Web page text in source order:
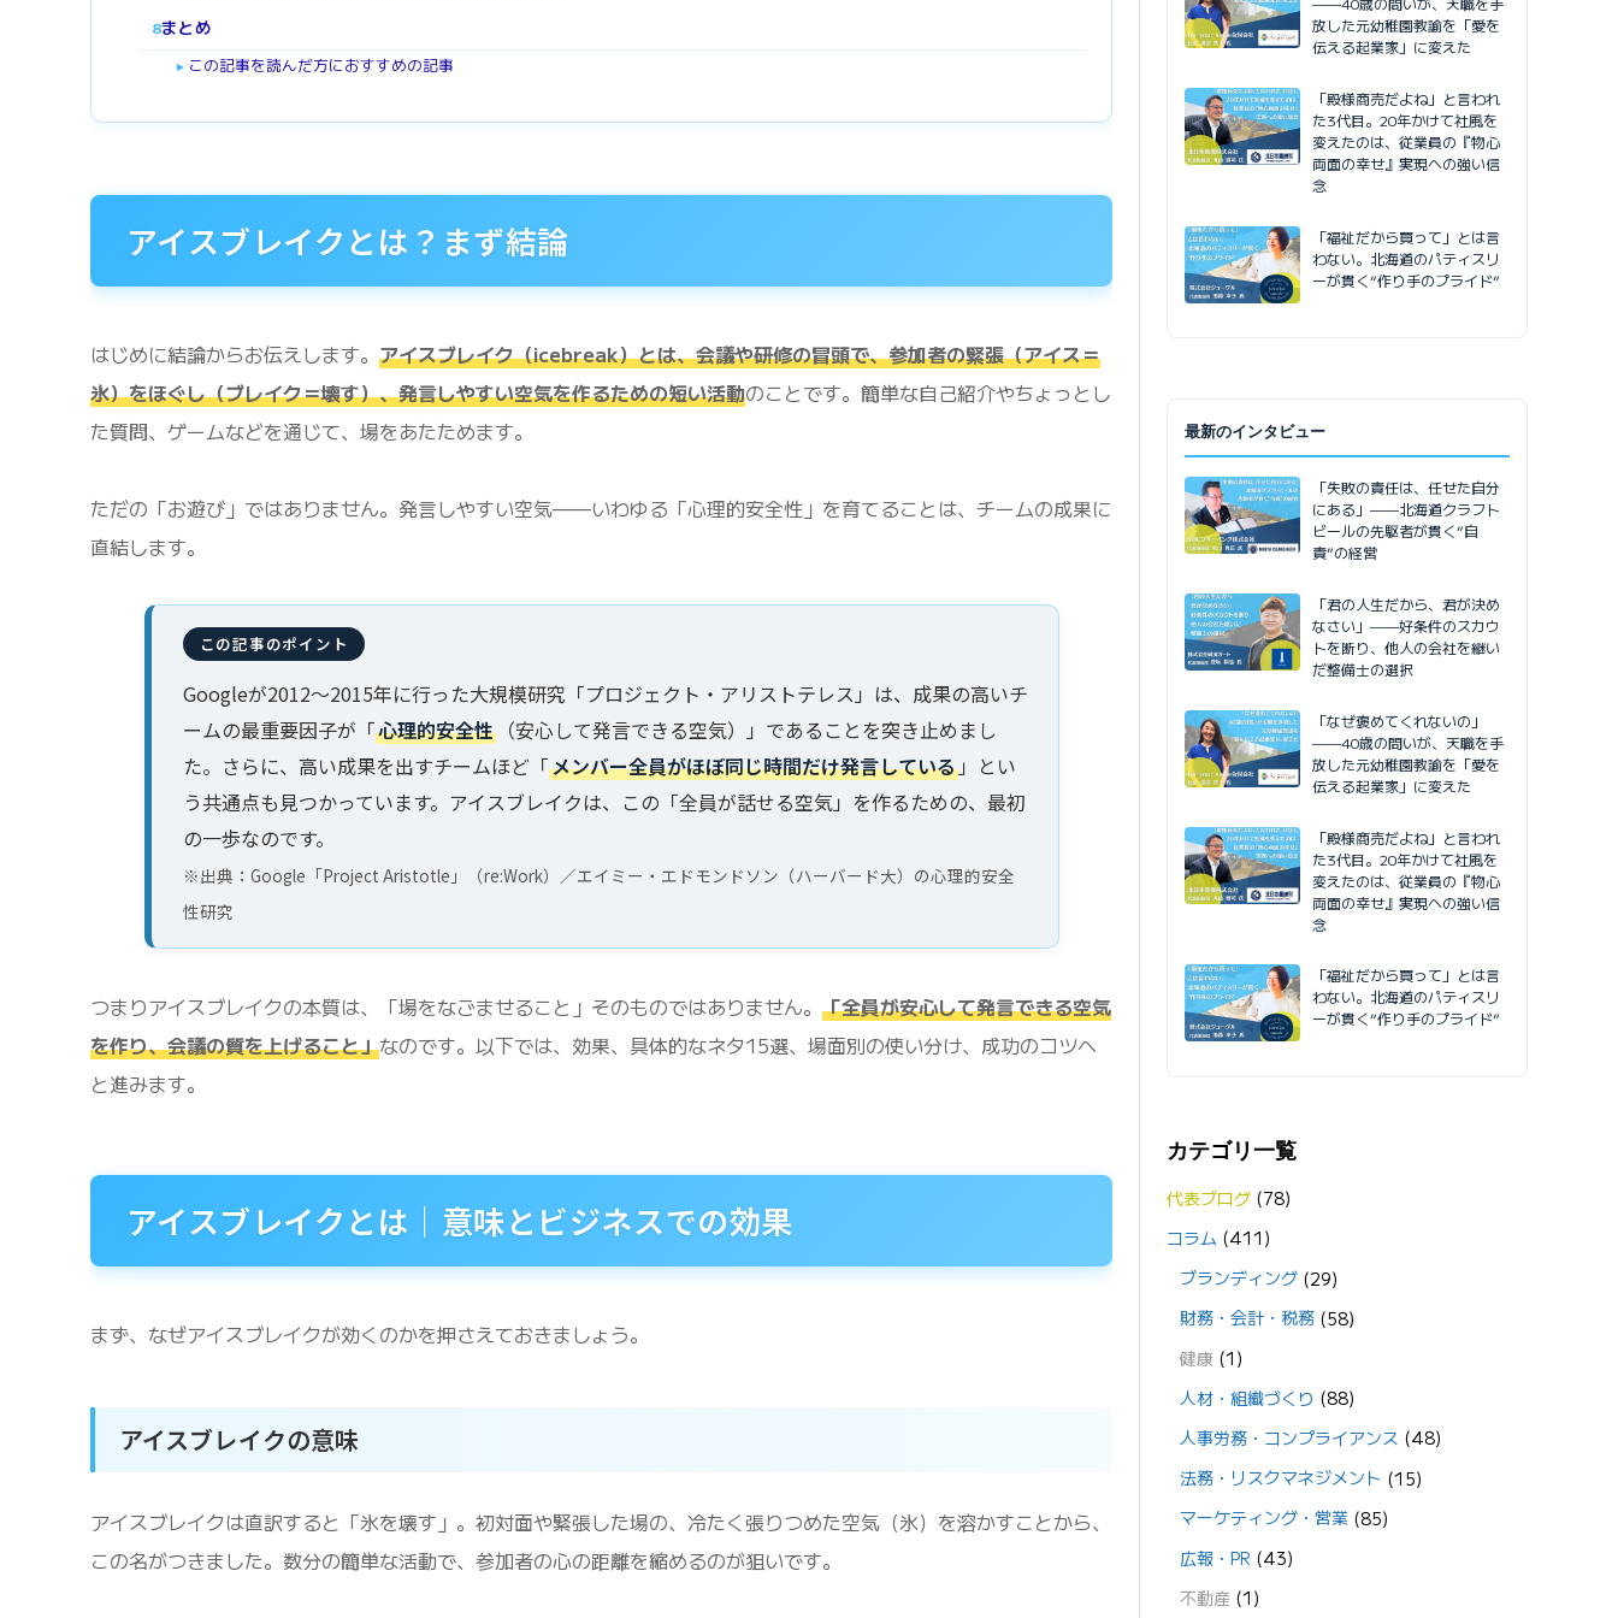
8まとめ
► この記事を読んだ方におすすめの記事
アイスブレイクとは？まず結論
はじめに結論からお伝えします。 アイスブレイク（icebreak）とは、会議や研修の冒頭で、参加者の緊張（アイス＝
氷）をほぐし（ブレイク＝壊す）、発言しやすい空気を作るための短い活動のことです。簡単な自己紹介やちょっとし
た質問、ゲームなどを通じて、場をあたためます。
ただの「お遊び」ではありません。発言しやすい空気——いわゆる「心理的安全性」を育てることは、チームの成果に
直結します。
Googleが2012〜2015年に行った大規模研究「プロジェクト・アリストテレス」は、成果の高いチ
ームの最重要因子が「心理的安全性（安心して発言できる空気）」であることを突き止めまし
た。さらに、高い成果を出すチームほど「メンバー全員がほぼ同じ時間だけ発言している」とい
う共通点も見つかっています。アイスブレイクは、この「全員が話せる空気」を作るための、最初
の一歩なのです。
※出典：Google「Project Aristotle」（re:Work）／エイミー・エドモンドソン（ハーバード大）の心理的安全
性研究
つまりアイスブレイクの本質は、「場をなごませること」そのものではありません。 「全員が安心して発言できる空気
を作り、会議の質を上げること」なのです。以下では、効果、具体的なネタ15選、場面別の使い分け、成功のコツへ
と進みます。
アイスブレイクとは｜意味とビジネスでの効果
まず、なぜアイスブレイクが効くのかを押さえておきましょう。
アイスブレイクの意味
アイスブレイクは直訳すると「氷を壊す」。初対面や緊張した場の、冷たく張りつめた空気（氷）を溶かすことから、
この名がつきました。数分の簡単な活動で、参加者の心の距離を縮めるのが狙いです。
放した元幼稚園教諭を「愛を
伝える起業家」に変えた
「殿様商売だよね」と言われ
た3代目。20年かけて社風を
変えたのは、従業員の『物心
両面の幸せ』実現への強い信
念
「福祉だから買って」とは言
わない。北海道のパティスリ
ーが貫く“作り手のプライド”
最新のインタビュー
「失敗の責任は、任せた自分
にある」——北海道クラフト
ビールの先駆者が貫く”自
責”の経営
「君の人生だから、君が決め
なさい」——好条件のスカウ
トを断り、他人の会社を継い
だ整備士の選択
「なぜ褒めてくれないの」
——40歳の問いが、天職を手
放した元幼稚園教諭を「愛を
伝える起業家」に変えた
「殿様商売だよね」と言われ
た3代目。20年かけて社風を
変えたのは、従業員の『物心
両面の幸せ』実現への強い信
念
「福祉だから買って」とは言
わない。北海道のパティスリ
ーが貫く“作り手のプライド”
カテゴリ一覧
代表ブログ (78)
コラム (411)
ブランディング(29)
財務・会計・税務(58)
健康(1)
人材・組織づくり (88)
人事労務・コンプライアンス (48)
法務・リスクマネジメント (15)
マーケティング・営業 (85)
広報・PR (43)
不動産 (1)